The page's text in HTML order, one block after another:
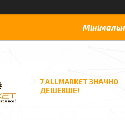
7 ALLMARKET ЗНАЧНО
ДЕШЕВШЕ!